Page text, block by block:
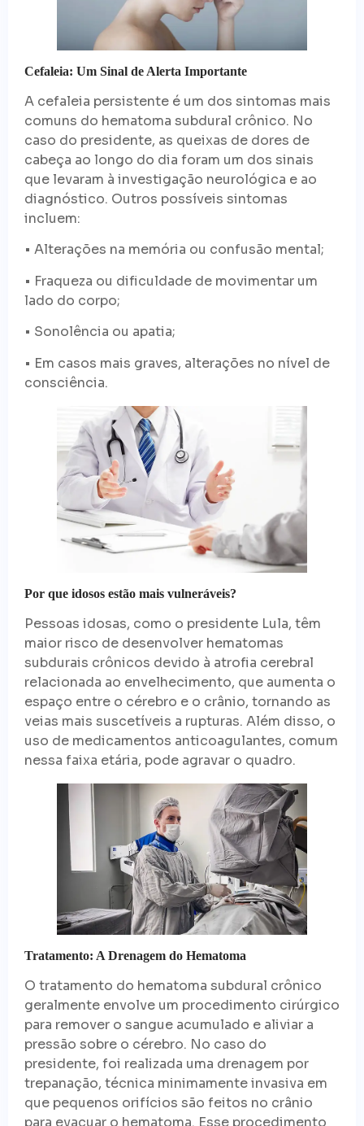
Cefaleia: Um Sinal de Alerta Importante
A cefaleia persistente é um dos sintomas mais
comuns do hematoma subdural crônico. No
caso do presidente, as queixas de dores de
cabeça ao longo do dia foram um dos sinais
que levaram à investigação neurológica e ao
diagnóstico. Outros possíveis sintomas
incluem:
• Alterações na memória ou confusão mental;
• Fraqueza ou dificuldade de movimentar um
lado do corpo;
• Sonolência ou apatia;
• Em casos mais graves, alterações no nível de
consciência.
Por que idosos estão mais vulneráveis?
Pessoas idosas, como o presidente Lula, têm
maior risco de desenvolver hematomas
subdurais crônicos devido à atrofia cerebral
relacionada ao envelhecimento, que aumenta o
espaço entre o cérebro e o crânio, tornando as
veias mais suscetíveis a rupturas. Além disso, o
uso de medicamentos anticoagulantes, comum
nessa faixa etária, pode agravar o quadro.
Tratamento: A Drenagem do Hematoma
O tratamento do hematoma subdural crônico
geralmente envolve um procedimento cirúrgico
para remover o sangue acumulado e aliviar a
pressão sobre o cérebro. No caso do
presidente, foi realizada uma drenagem por
trepanação, técnica minimamente invasiva em
que pequenos orifícios são feitos no crânio
para evacuar o hematoma. Esse procedimento